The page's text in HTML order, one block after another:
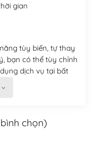
gian
tùy biến, tự thay
bạn có thể tùy chỉnh
dịch vụ tại bất
chọn)